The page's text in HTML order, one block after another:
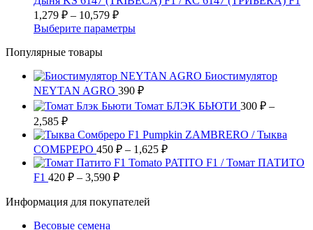
товара.
можно
на
несколько
вариаций.
Опции
можно
на
странице
товара.
1,279 ₽ – 10,579 ₽Диапазон
цен:
Выберите параметрыЭтот
вариаций.
Опции
можно
на
странице
товара.
Популярные товары
Биостимулятор
NEYTAN AGRO 390 ₽
Томат БЛЭК БЬЮТИ 300 ₽ –
2,585 ₽Диапазон
цен:
300 ₽
–
2,585 ₽
Pumpkin ZAMBRERO / Тыква
СОМБРЕРО 450 ₽ – 1,625 ₽Диапазон
цен:
Tomato PATITO F1 / Томат ПАТИТО
F1 420 ₽ – 3,590 ₽Диапазон
420 ₽
Информация для покупателей
Весовые семена